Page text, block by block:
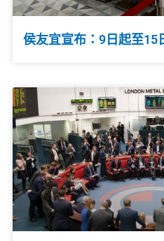
侯友宜宣布：9日起至15